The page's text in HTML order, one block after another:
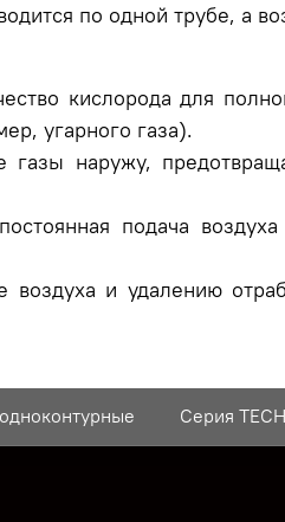
по одной трубе, а
кислорода для
угарного газа).
наружу,
подача
и удалению
Серия TECH